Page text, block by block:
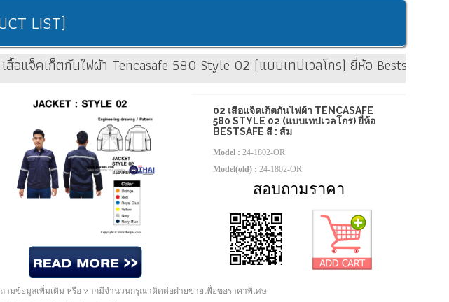
LIST)
รม
สื้อแจ็คเก็ตกันไฟผ้า Tencasafe 580 Style 02 (แบบเทปเวลโกร) ยี่ห้อ Bestsafe สี
02 เสื้อแจ็คเก็ตกันไฟผ้า TENCASAFE
580 STYLE 02 (แบบเทปเวลโกร) ยี่ห้อ
BESTSAFE สี : ส้ม
Model : 24-1802-OR
Model(old) : 24-1802-OR
สอบถามราคา
ามข้อมูลเพิ่มเติม หรือ หากมีจำนวนกรุณาติดต่อฝ่ายขายเพื่อขอราคาพิเศษ